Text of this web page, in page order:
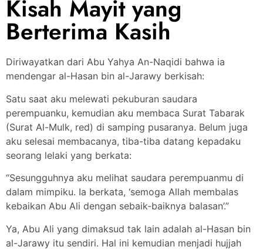
Kisah Mayit yang
Berterima Kasih
Diriwayatkan dari Abu Yahya An-Naqidi bahwa ia
mendengar al-Hasan bin al-Jarawy berkisah:
Satu saat aku melewati pekuburan saudara
perempuanku, kemudian aku membaca Surat Tabarak
(Surat Al-Mulk, red) di samping pusaranya. Belum juga
aku selesai membacanya, tiba-tiba datang kepadaku
seorang lelaki yang berkata:
“Sesungguhnya aku melihat saudara perempuanmu di
dalam mimpiku. Ia berkata, ‘semoga Allah membalas
kebaikan Abu Ali dengan sebaik-baiknya balasan’.”
Ya, Abu Ali yang dimaksud tak lain adalah al-Hasan bin
al-Jarawy itu sendiri. Hal ini kemudian menjadi hujjah